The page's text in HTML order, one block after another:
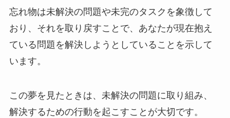
忘れ物は未解決の問題や未完のタスクを象徴して
おり、それを取り戻すことで、あなたが現在抱え
ている問題を解決しようとしていることを示して
います。
この夢を見たときは、未解決の問題に取り組み、
解決するための行動を起こすことが大切です。